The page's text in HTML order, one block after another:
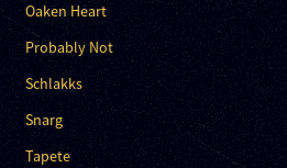
Oaken Heart
Probably Not
Schlakks
Snarg
Tapete